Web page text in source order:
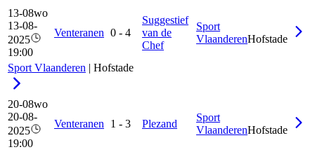
13-08wo
13-08-
2025
19:00
Venteranen 0 - 4
Suggestief
van de
Chef
Sport
VlaanderenHofstade
Sport Vlaanderen Hofstade
20-08wo
20-08-
2025
19:00
Venteranen 1 - 3 Plezand
Sport
VlaanderenHofstade